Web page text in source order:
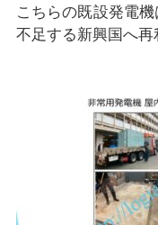
こちらの既設発電機
不足する新興国へ再